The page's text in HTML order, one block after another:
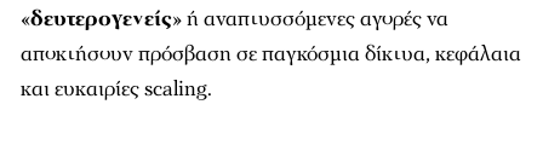
«δευτερογενείς» ή αναπτυσσόμενες αγορές να
αποκτήσουν πρόσβαση σε παγκόσμια δίκτυα, κεφάλαια
και ευκαιρίες scaling.